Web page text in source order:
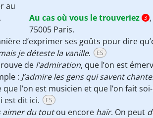
au
Au cas où vous le trouveriez 3
75005 Paris.
d’exprimer ses goûts pour dire
je déteste la vanille. ES
de l’admiration, que l’on est
: J’admire les gens qui savent
l’on est musicien et que l’on fait
est dit ici.
ES
aimer du toutou encore haïr. On peut